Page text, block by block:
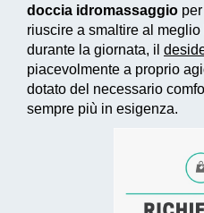
doccia idromassaggio
riuscire a smaltire al
durante la giornata, il
piacevolmente a proprio
dotato del necessario
sempre più in esigenza.